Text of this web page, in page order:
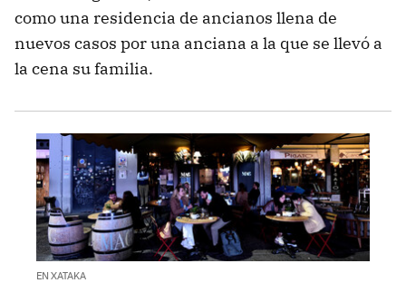
como una residencia de ancianos llena de
nuevos casos por una anciana a la que se llevó a
la cena su familia.
EN XATAKA